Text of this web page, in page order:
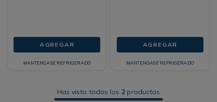
AGREGAR
MANTENGASE REFRIGERADO
AGREGAR
MANTENGASE REFRIGERADO
Has visto todos los 2 productos